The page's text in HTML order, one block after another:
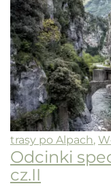
trasy po Alpach,
Odcinki
cz.II